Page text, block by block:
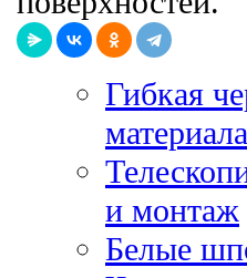
Гибкая
материала
и монтаж
Белые